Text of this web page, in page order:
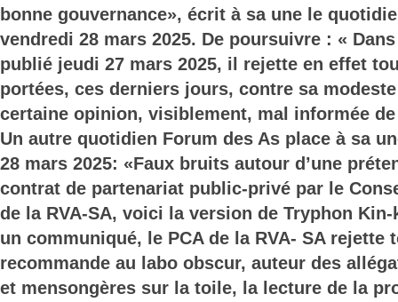
bonne gouvernance», écrit à sa une le
vendredi 28 mars 2025. De poursuivre : «
publié jeudi 27 mars 2025, il rejette en effet
portées, ces derniers jours, contre sa
certaine opinion, visiblement, mal informée
Un autre quotidien Forum des As place à sa
28 mars 2025: «Faux bruits autour d’une
contrat de partenariat public-privé par le
de la RVA-SA, voici la version de Tryphon
un communiqué, le PCA de la RVA- SA rejette
recommande au labo obscur, auteur des
et mensongères sur la toile, la lecture de la